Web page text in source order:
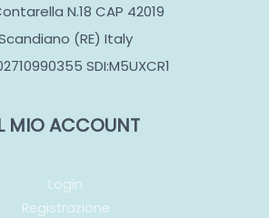
N.18 CAP 42019
(RE) Italy
SDI:M5UXCR1
MIO ACCOUNT
Login
Registrazione